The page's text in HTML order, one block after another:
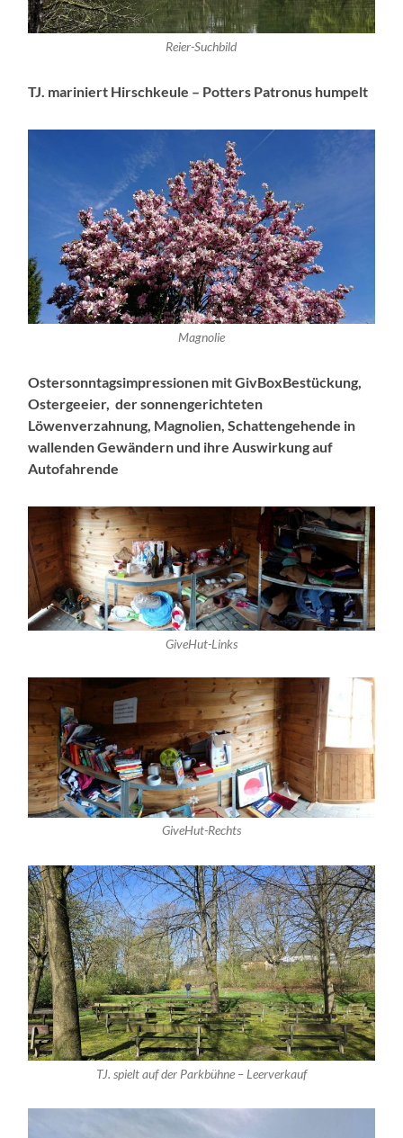
Reier-Suchbild
TJ. mariniert Hirschkeule – Potters Patronus humpelt
Magnolie
Ostersonntagsimpressionen mit GivBoxBestückung,
Ostergeeier, der sonnengerichteten
Löwenverzahnung, Magnolien, Schattengehende in
wallenden Gewändern und ihre Auswirkung auf
Autofahrende
GiveHut-Links
GiveHut-Rechts
TJ. spielt auf der Parkbühne – Leerverkauf